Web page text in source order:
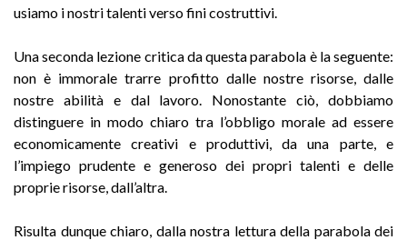
usiamo i nostri talenti verso fini costruttivi.
Una seconda lezione critica da questa parabola è la seguente:
non è immorale trarre profitto dalle nostre risorse, dalle
nostre abilità e dal lavoro. Nonostante ciò, dobbiamo
distinguere in modo chiaro tra l’obbligo morale ad essere
economicamente creativi e produttivi, da una parte, e
l’impiego prudente e generoso dei propri talenti e delle
proprie risorse, dall’altra.
Risulta dunque chiaro, dalla nostra lettura della parabola dei